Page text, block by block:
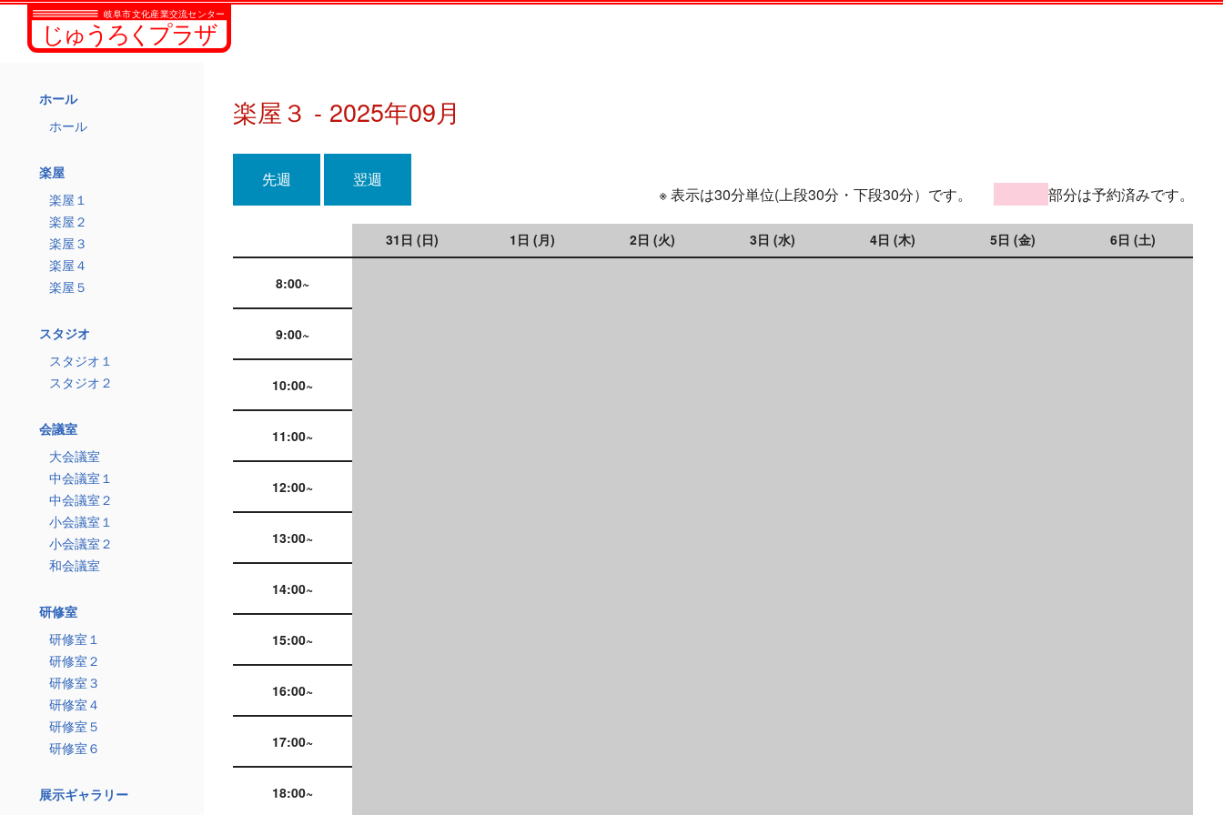
ホール
ホール
楽屋
楽屋１
楽屋２
楽屋３
楽屋４
楽屋５
スタジオ
スタジオ１
スタジオ２
会議室
大会議室
中会議室１
中会議室２
小会議室１
小会議室２
和会議室
研修室
研修室１
研修室２
研修室３
研修室４
研修室５
研修室６
展示ギャラリー
楽屋３ - 2025年09月
先週 翌週
※ 表示は30分単位(上段30分・下段30分）です。 部分は予約済みです。
31日 (日) 1日 (月) 2日 (火) 3日 (水) 4日 (木) 5日 (金) 6日 (土)
8:00~
9:00~
10:00~
11:00~
12:00~
13:00~
14:00~
15:00~
16:00~
17:00~
18:00~